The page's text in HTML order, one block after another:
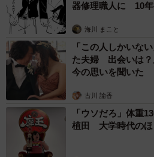
器修理職人に 10年
海川 まこと
「この人しかいな
た夫婦 出会いは
今の思いを聞いた
古川 諭香
「ウソだろ」体重
植田 大学時代のほ